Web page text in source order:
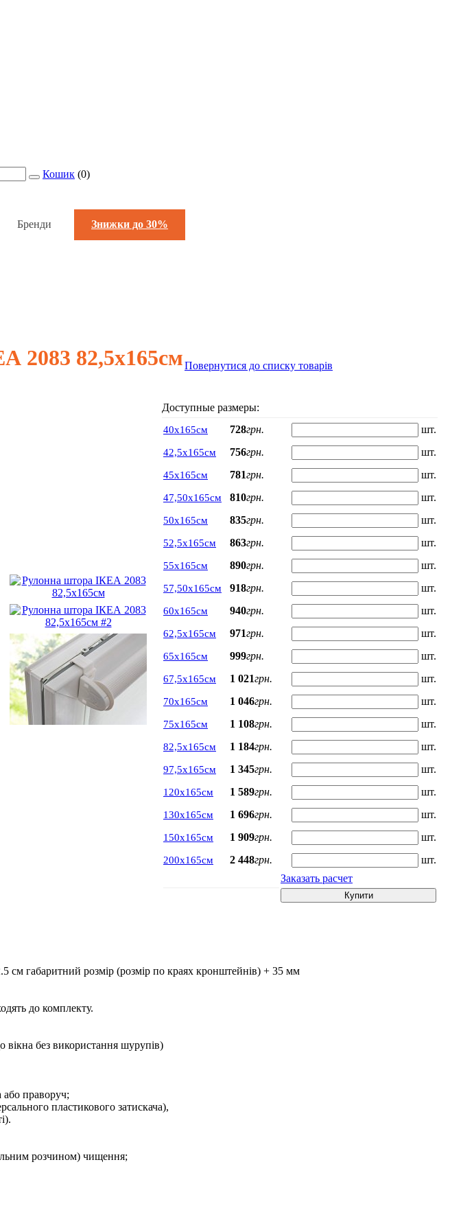
Кошик (0)
Бренди Знижки до 30%
2083 82,5х165смПовернутися до списку товарів
Доступные размеры:
40х165см 728грн. шт.
42,5х165см 756грн. шт.
45х165см 781грн. шт.
47,50х165см 810грн. шт.
50х165см 835грн. шт.
52,5х165см 863грн. шт.
55х165см 890грн. шт.
57,50х165см 918грн. шт.
60х165см 940грн. шт.
62,5х165см 971грн. шт.
65х165см 999грн. шт.
67,5х165см 1 021грн. шт.
70х165см 1 046грн. шт.
75х165см 1 108грн. шт.
82,5х165см 1 184грн. шт.
97,5х165см 1 345грн. шт.
120х165см 1 589грн. шт.
130х165см 1 696грн. шт.
150х165см 1 909грн. шт.
200х165см 2 448грн.
шт.
Заказать расчет
Купити
см габаритний розмір (розмір по краях кронштейнів) + 35 мм
до комплекту.
вікна без використання шурупів)
або праворуч;
пластикового затискача),
розчином) чищення;